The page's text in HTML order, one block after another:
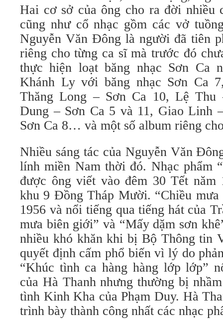
Hai cơ sở của ông cho ra đời nhiều
cũng như cổ nhạc gồm các vở
Nguyễn Văn Đông là người đã tiên
riêng cho từng ca sĩ mà trước đó
thực hiện loạt băng nhạc Sơn Ca
Khánh Ly với băng nhạc Sơn Ca
Thăng Long – Sơn Ca 10, Lệ Thu
Dung – Sơn Ca 5 và 11, Giao Linh
Sơn Ca 8… và một số album riêng
Nhiều sáng tác của Nguyễn Văn
lính miền Nam thời đó. Nhạc phẩm
được ông viết vào đêm 30 Tết năm
khu 9 Đồng Tháp Mười. “Chiều
1956 và nổi tiếng qua tiếng hát của
mưa biên giới” và “Mấy dặm sơn
nhiều khó khăn khi bị Bộ Thông tin
quyết định cấm phổ biến vì lý do
“Khúc tình ca hàng hàng lớp lớp”
của Hà Thanh nhưng thường bị
tình Kinh Kha của Phạm Duy. Hà
trình bày thành công nhất các nhạc